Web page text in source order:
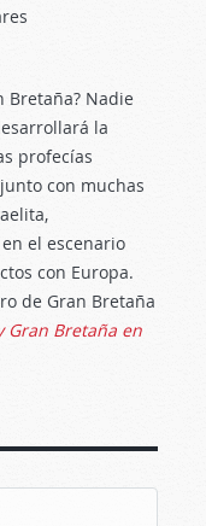
Bretaña? Nadie
la
profecías
con muchas
el escenario
con Europa.
de Gran Bretaña
Gran Bretaña en